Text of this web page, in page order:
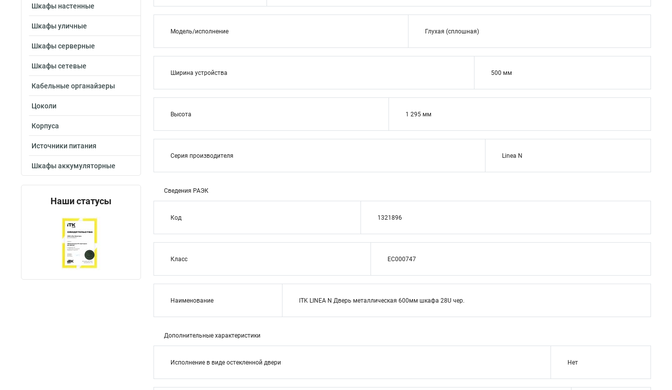
Шкафы настенные
Шкафы уличные
Шкафы серверные
Шкафы сетевые
Кабельные органайзеры
Цоколи
Корпуса
Источники питания
Шкафы аккумуляторные
Наши статусы
Модель/исполнение Глухая (сплошная)
Ширина устройства 500 мм
Высота 1 295 мм
Серия производителя Linea N
Сведения РАЭК
Код 1321896
Класс EC000747
Наименование ITK LINEA N Дверь металлическая 600мм шкафа 28U чер.
Дополнительные характеристики
Исполнение в виде остекленной двери Нет